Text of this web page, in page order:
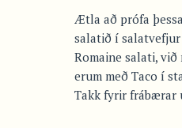
Ætla að prófa
salatið í
Romaine salati,
erum með Taco í
Takk fyrir frábærar